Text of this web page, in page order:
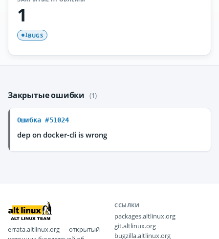
1
1BUGS
Закрытые ошибки (1)
Ошибка #51024
dep on docker-cli is wrong
errata.altlinux.org — открытый
ССЫЛКИ
packages.altlinux.org
git.altlinux.org
bugzilla.altlinux.org